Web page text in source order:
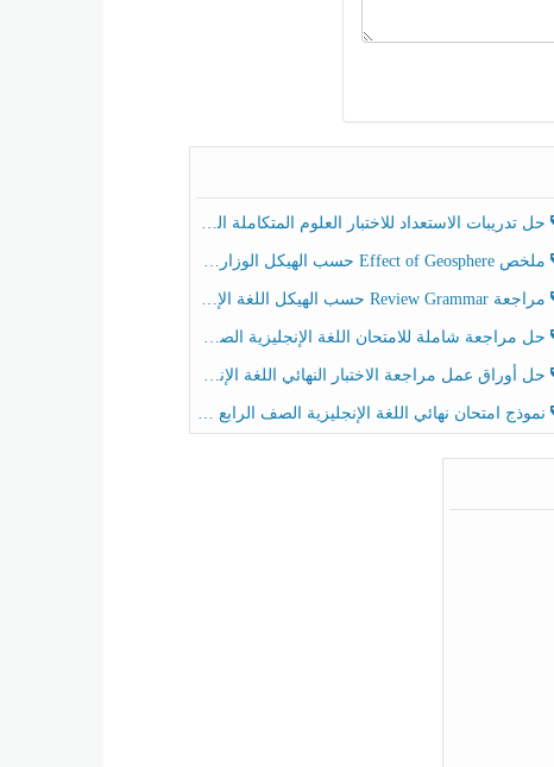
حل تدريبات الاستعداد للاختبار العلوم المتكاملة الصف الخامس عام الفصل الثالث
ملخص Effect of Geosphere حسب الهيكل الوزاري العلوم المتكاملة الصف الخامس انسبير الفصل الثالث
مراجعة Review Grammar حسب الهيكل اللغة الإنجليزية الصف الخامس الفصل الثالث
حل مراجعة شاملة للامتحان اللغة الإنجليزية الصف الخامس الفصل الثالث
حل أوراق عمل مراجعة الاختبار النهائي اللغة الإنجليزية الصف الرابع الفصل الثالث
نموذج امتحان نهائي اللغة الإنجليزية الصف الرابع الفصل الثالث